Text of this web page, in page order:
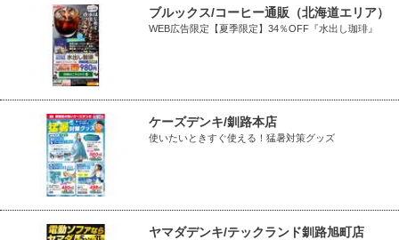
ブルックス/コーヒー通販（北海道エリア）
WEB広告限定【夏季限定】34％OFF『水出し珈琲』
ケーズデンキ/釧路本店
使いたいときすぐ使える！猛暑対策グッズ
ヤマダデンキ/テックランド釧路旭町店